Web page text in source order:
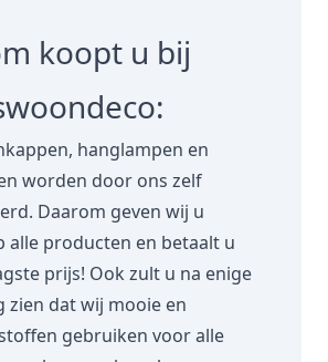
koopt u bij
hanglampen en
worden door ons zelf
Daarom geven wij u
alle producten en betaalt u
prijs! Ook zult u na enige
zien dat wij mooie en
gebruiken voor alle